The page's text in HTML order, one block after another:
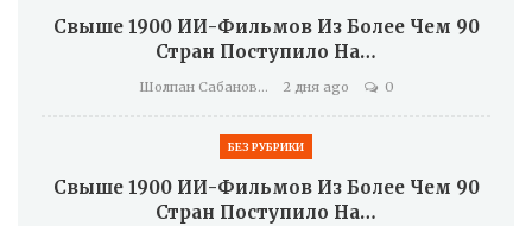
Свыше 1900 ИИ-Фильмов Из Более Чем 90
Стран Поступило На…
Шолпан Сабанова 2 дня ago 0
БЕЗ РУБРИКИ
Свыше 1900 ИИ-Фильмов Из Более Чем 90
Стран Поступило На…